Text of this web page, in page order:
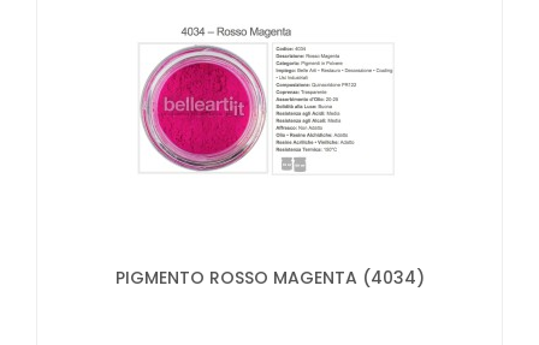
PIGMENTO ROSSO MAGENTA (4034)